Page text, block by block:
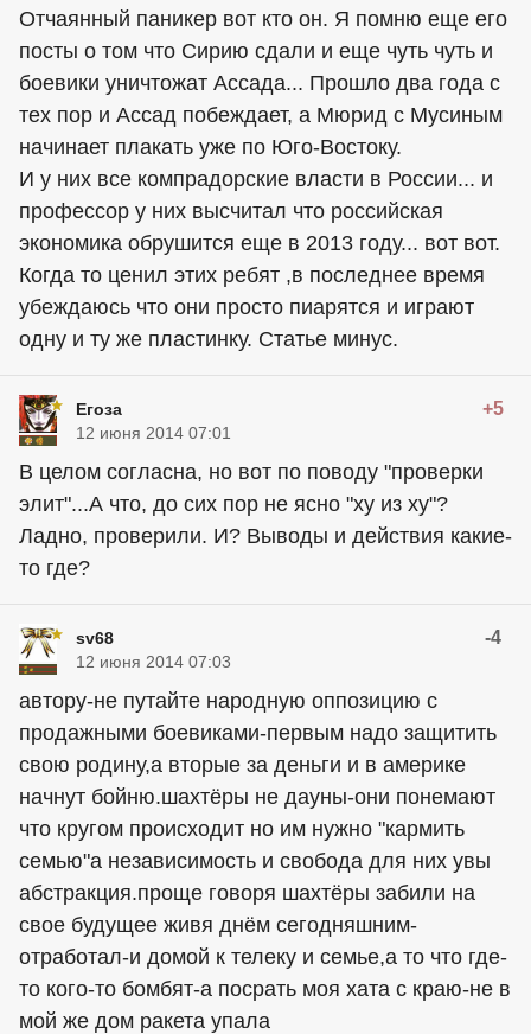
Отчаянный паникер вот кто он. Я помню еще его
посты о том что Сирию сдали и еще чуть чуть и
боевики уничтожат Ассада... Прошло два года с
тех пор и Ассад побеждает, а Мюрид с Мусиным
начинает плакать уже по Юго-Востоку.
И у них все компрадорские власти в России... и
профессор у них высчитал что российская
экономика обрушится еще в 2013 году... вот вот.
Когда то ценил этих ребят ,в последнее время
убеждаюсь что они просто пиарятся и играют
одну и ту же пластинку. Статье минус.
Егоза +5
12 июня 2014 07:01
В целом согласна, но вот по поводу "проверки
элит"...А что, до сих пор не ясно "ху из ху"?
Ладно, проверили. И? Выводы и действия какие-
то где?
sv68 -4
12 июня 2014 07:03
автору-не путайте народную оппозицию с
продажными боевиками-первым надо защитить
свою родину,а вторые за деньги и в америке
начнут бойню.шахтёры не дауны-они понемают
что кругом происходит но им нужно "кармить
семью"а независимость и свобода для них увы
абстракция.проще говоря шахтёры забили на
свое будущее живя днём сегодняшним-
отработал-и домой к телеку и семье,а то что где-
то кого-то бомбят-а посрать моя хата с краю-не в
мой же дом ракета упала